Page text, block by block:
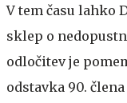
V tem času lahko
sklep o
odločitev je
odstavka 90.